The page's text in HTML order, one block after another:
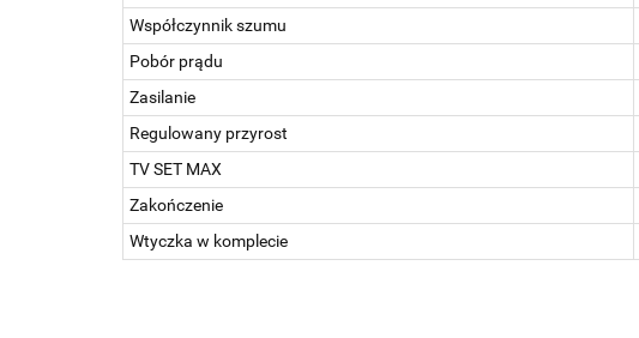
Współczynnik szumu
Pobór prądu
Zasilanie
Regulowany przyrost
TV SET MAX
Zakończenie
Wtyczka w komplecie